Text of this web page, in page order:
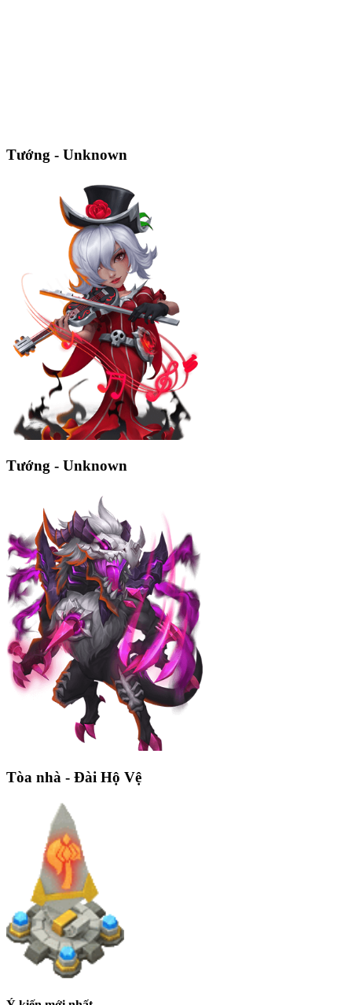
Tướng - Unknown
Tướng - Unknown
Tòa nhà - Đài Hộ Vệ